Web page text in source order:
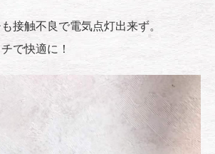
接触不良で電気点灯出来ず。
で快適に！